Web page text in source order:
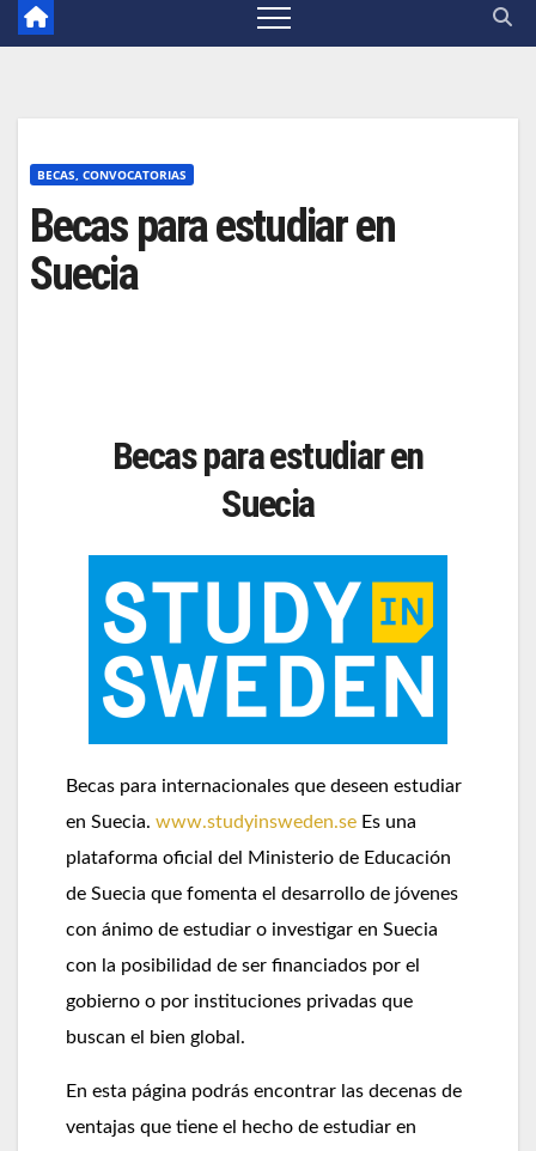
BECAS, CONVOCATORIAS
Becas para estudiar en
Suecia
Becas para estudiar en
Suecia
Becas para internacionales que deseen estudiar
en Suecia. www.studyinsweden.se Es una
plataforma oficial del Ministerio de Educación
de Suecia que fomenta el desarrollo de jóvenes
con ánimo de estudiar o investigar en Suecia
con la posibilidad de ser financiados por el
gobierno o por instituciones privadas que
buscan el bien global.
En esta página podrás encontrar las decenas de
ventajas que tiene el hecho de estudiar en